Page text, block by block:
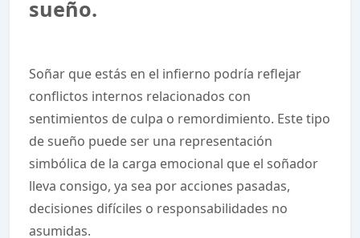
sueño.
Soñar que estás en el infierno podría reflejar
conflictos internos relacionados con
sentimientos de culpa o remordimiento. Este tipo
de sueño puede ser una representación
simbólica de la carga emocional que el soñador
lleva consigo, ya sea por acciones pasadas,
decisiones difíciles o responsabilidades no
asumidas.